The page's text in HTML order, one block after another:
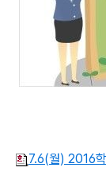
7.6(월) 2016